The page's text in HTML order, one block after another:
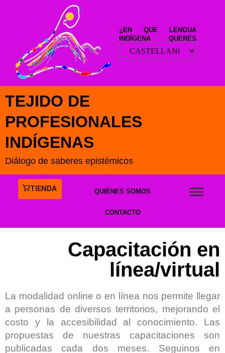
¿EN QUE LENGUA
INDÍGENA QUERÉS
LEER ESTE SITIO?
TEJIDO DE
PROFESIONALES
INDÍGENAS
Diálogo de saberes epistémicos
TIENDA QUIÉNES SOMOS
CONTACTO
Capacitación en
línea/virtual
La modalidad online o en línea nos permite llegar
a personas de diversos territorios, mejorando el
costo y la accesibilidad al conocimiento. Las
propuestas de nuestras capacitaciones son
publicadas cada dos meses. Seguinos en